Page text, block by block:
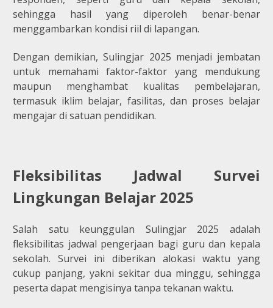
sehingga hasil yang diperoleh benar-benar
menggambarkan kondisi riil di lapangan.
Dengan demikian, Sulingjar 2025 menjadi jembatan
untuk memahami faktor-faktor yang mendukung
maupun menghambat kualitas pembelajaran,
termasuk iklim belajar, fasilitas, dan proses belajar
mengajar di satuan pendidikan.
Fleksibilitas Jadwal Survei
Lingkungan Belajar 2025
Salah satu keunggulan Sulingjar 2025 adalah
fleksibilitas jadwal pengerjaan bagi guru dan kepala
sekolah. Survei ini diberikan alokasi waktu yang
cukup panjang, yakni sekitar dua minggu, sehingga
peserta dapat mengisinya tanpa tekanan waktu.